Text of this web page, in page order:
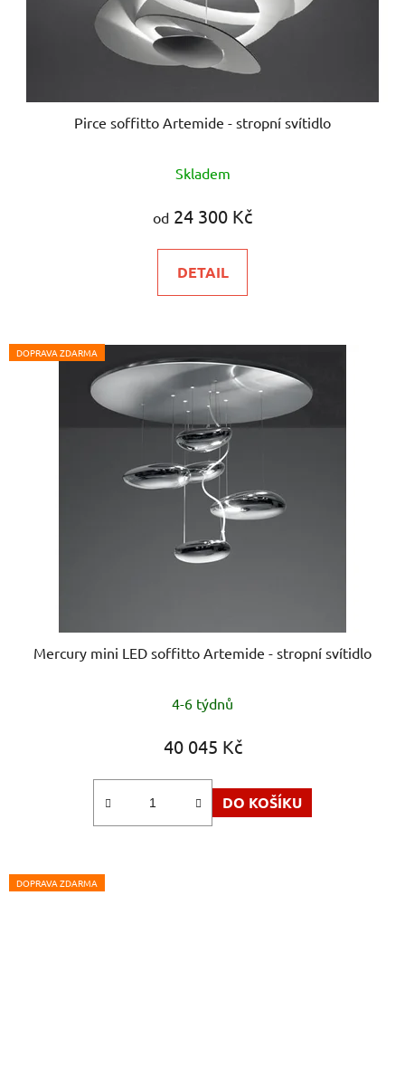
Pirce soffitto Artemide - stropní svítidlo
Skladem
od 24 300 Kč
DETAIL
DOPRAVA ZDARMA
Mercury mini LED soffitto Artemide - stropní svítidlo
4-6 týdnů
40 045 Kč
DO KOŠÍKU
DOPRAVA ZDARMA